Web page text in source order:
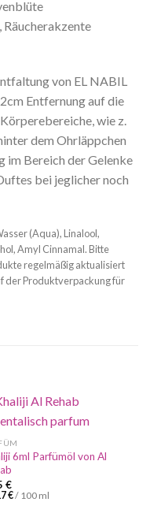
Räucherakzente
von EL NABIL
Entfernung auf die
wie z.
dem Ohrläppchen
im Bereich der Gelenke
bei jeglicher noch
(Aqua), Linalool,
Amyl Cinnamal. Bitte
regelmäßig aktualisiert
der Produktverpackung für
6ml Parfümöl von Al
€
€/ 100 ml